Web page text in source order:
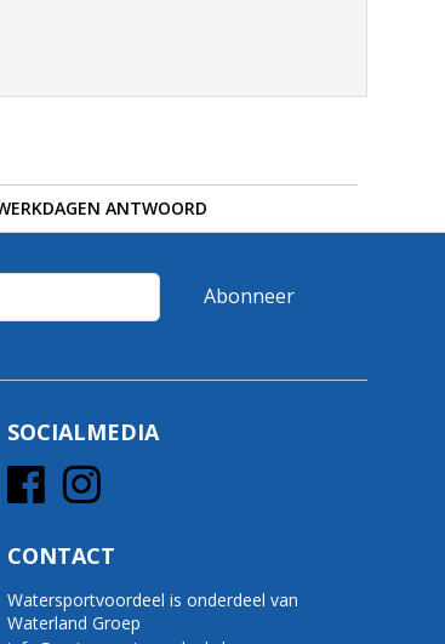
ANTWOORD
Abonneer
SOCIALMEDIA
CONTACT
Watersportvoordeel is onderdeel van
Waterland Groep